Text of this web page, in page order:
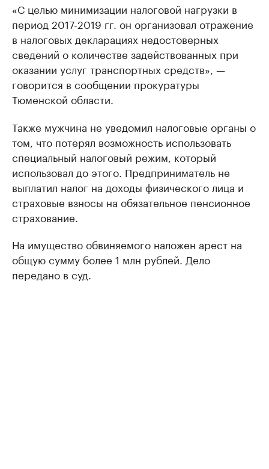
«С целью минимизации налоговой нагрузки в
период 2017-2019 гг. он организовал отражение
в налоговых декларациях недостоверных
сведений о количестве задействованных при
оказании услуг транспортных средств», —
говорится в сообщении прокуратуры
Тюменской области.
Также мужчина не уведомил налоговые органы о
том, что потерял возможность использовать
специальный налоговый режим, который
использовал до этого. Предприниматель не
выплатил налог на доходы физического лица и
страховые взносы на обязательное пенсионное
страхование.
На имущество обвиняемого наложен арест на
общую сумму более 1 млн рублей. Дело
передано в суд.